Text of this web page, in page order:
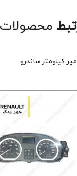
محصولات
کیلومتر ساندرو